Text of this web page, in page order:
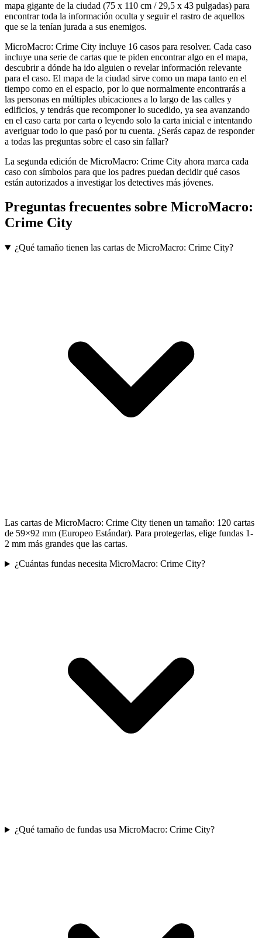
mapa gigante de la ciudad (75 x 110 cm / 29,5 x 43 pulgadas) para
encontrar toda la información oculta y seguir el rastro de aquellos
que se la tenían jurada a sus enemigos.
MicroMacro: Crime City incluye 16 casos para resolver. Cada caso
incluye una serie de cartas que te piden encontrar algo en el mapa,
descubrir a dónde ha ido alguien o revelar información relevante
para el caso. El mapa de la ciudad sirve como un mapa tanto en el
tiempo como en el espacio, por lo que normalmente encontrarás a
las personas en múltiples ubicaciones a lo largo de las calles y
edificios, y tendrás que recomponer lo sucedido, ya sea avanzando
en el caso carta por carta o leyendo solo la carta inicial e intentando
averiguar todo lo que pasó por tu cuenta. ¿Serás capaz de responder
a todas las preguntas sobre el caso sin fallar?
La segunda edición de MicroMacro: Crime City ahora marca cada
caso con símbolos para que los padres puedan decidir qué casos
están autorizados a investigar los detectives más jóvenes.
Preguntas frecuentes sobre MicroMacro:
Crime City
¿Qué tamaño tienen las cartas de MicroMacro: Crime City?
Las cartas de MicroMacro: Crime City tienen un tamaño: 120 cartas
de 59×92 mm (Europeo Estándar). Para protegerlas, elige fundas 1-
2 mm más grandes que las cartas.
¿Cuántas fundas necesita MicroMacro: Crime City?
¿Qué tamaño de fundas usa MicroMacro: Crime City?